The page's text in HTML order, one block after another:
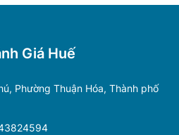
Giá Huế
Phường Thuận Hóa, Thành phố